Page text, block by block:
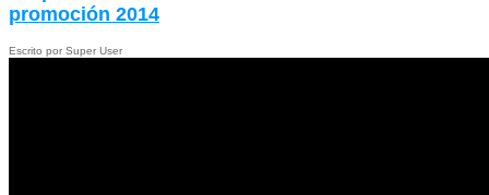
promoción 2014
Escrito por Super User